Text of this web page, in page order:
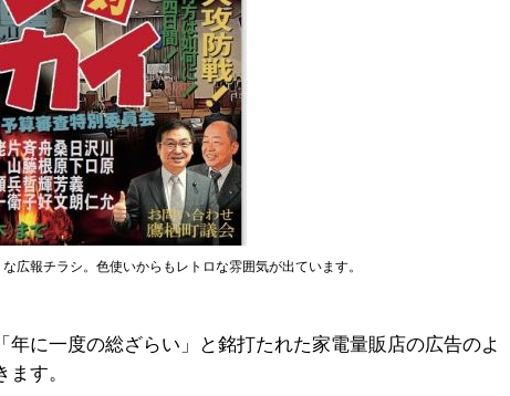
広報チラシ。色使いからもレトロな雰囲気が出ています。
年に一度の総ざらい」と銘打たれた家電量販店の広告のよ
す。